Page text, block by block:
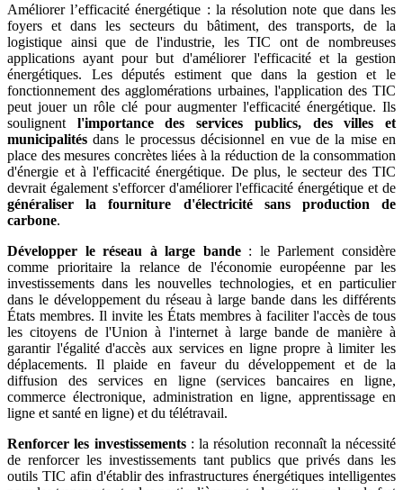
Améliorer l’efficacité énergétique : la résolution note que dans les
foyers et dans les secteurs du bâtiment, des transports, de la
logistique ainsi que de l'industrie, les TIC ont de nombreuses
applications ayant pour but d'améliorer l'efficacité et la gestion
énergétiques. Les députés estiment que dans la gestion et le
fonctionnement des agglomérations urbaines, l'application des TIC
peut jouer un rôle clé pour augmenter l'efficacité énergétique. Ils
soulignent l'importance des services publics, des villes et
municipalités dans le processus décisionnel en vue de la mise en
place des mesures concrètes liées à la réduction de la consommation
d'énergie et à l'efficacité énergétique. De plus, le secteur des TIC
devrait également s'efforcer d'améliorer l'efficacité énergétique et de
généraliser la fourniture d'électricité sans production de
carbone.
Développer le réseau à large bande: le Parlement considère
comme prioritaire la relance de l'économie européenne par les
investissements dans les nouvelles technologies, et en particulier
dans le développement du réseau à large bande dans les différents
États membres. Il invite les États membres à faciliter l'accès de tous
les citoyens de l'Union à l'internet à large bande de manière à
garantir l'égalité d'accès aux services en ligne propre à limiter les
déplacements. Il plaide en faveur du développement et de la
diffusion des services en ligne (services bancaires en ligne,
commerce électronique, administration en ligne, apprentissage en
ligne et santé en ligne) et du télétravail.
Renforcer les investissements: la résolution reconnaît la nécessité
de renforcer les investissements tant publics que privés dans les
outils TIC afin d'établir des infrastructures énergétiques intelligentes